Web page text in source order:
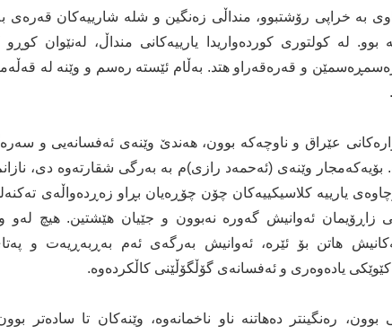
بە خراپی رۆشتبوو، منداڵی زەنگین و شلە شارییەکان قەرەی
بوو. لە کولتوری کوردەواریدا یارییەکانی منداڵ، لەنێوان
و قەرەقەراو هتد. بەڵام ئێستە رەسم و وێنە لە
عێراق و ناوچەکە بوون، هەندێ وێنەی ئەفسانەیی و
بۆیەکەمجار وێنەی (ئەحمەد رازی)م بە بەرگی شقارتەوە دی،
یارییە کلاسیکییەکان چۆن چۆڕەیان بڕاو زەڕدەواڵەی
ئەوانیش گەورە نەبوون و جێیان هێشتین. هیچ لەو
هاتن بۆ ئێرە، ئەوانیش بەرگەی ئەم بەڕبەڕیەت و
کێوێکی یادەوەری و ئەفسانەی گۆڵگۆڵێنی کاڵکردەوە.
رەنگینتر دەهاتنە ناو ناخمانەوە، وێنەکان تا سادەتر